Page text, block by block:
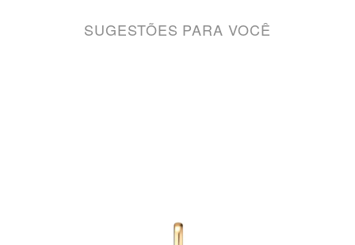
SUGESTÕES PARA VOCÊ